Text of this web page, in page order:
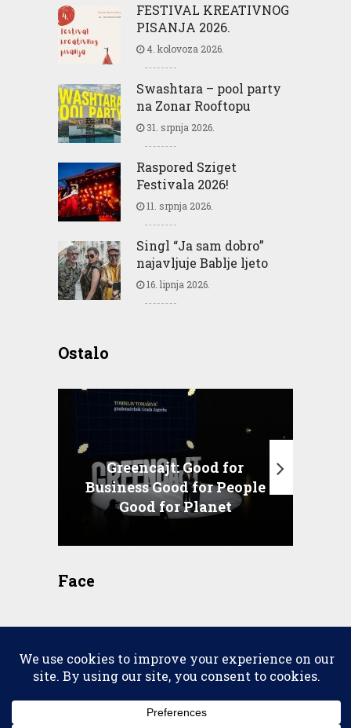
FESTIVAL KREATIVNOG
PISANJA 2026.
4. kolovoza 2026.
Swashtara – pool party
na Zonar Rooftopu
31. srpnja 2026.
Raspored Sziget
Festivala 2026!
11. srpnja 2026.
Singl “Ja sam dobro”
najavljuje Bablje ljeto
16. lipnja 2026.
Ostalo
Greencajt: Good for
Business Good for People
Good for Planet
Face